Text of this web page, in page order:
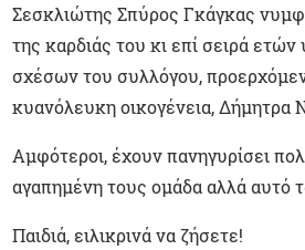
Σεσκλιώτης Σπύρος Γκάγκας
της καρδιάς του κι επί σειρά
σχέσων του συλλόγου,
κυανόλευκη οικογένεια, Δήμητρα
Αμφότεροι, έχουν πανηγυρίσει
αγαπημένη τους ομάδα αλλά αυτό
Παιδιά, ειλικρινά να ζήσετε!